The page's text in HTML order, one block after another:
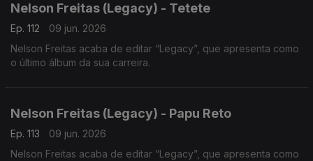
Nelson Freitas (Legacy) - Tetete
Ep. 112
09 jun. 2026
Nelson Freitas acaba de editar “Legacy”, que apresenta como
o último álbum da sua carreira.
Nelson Freitas (Legacy) - Papu Reto
Ep. 113
09 jun. 2026
Nelson Freitas acaba de editar “Legacy”, que apresenta como